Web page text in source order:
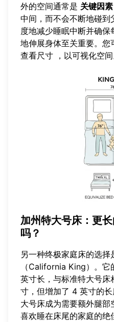
外的空间通常是 关键因素
中间，而不会不断地碰到
度地减少睡眠中断并确
地伸展身体至关重要。您
查看尺寸 ，以可视化空间
加州特大号床：更
吗？
另一种终极家庭床的选择
（California King）。
英寸长，与标准特大号
寸，但增加了 4 英寸的
大号床成为需要额外腿
喜欢睡在床尾的家庭的绝